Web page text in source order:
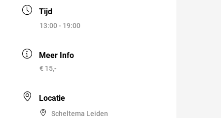
Tijd
13:00 - 19:00
Meer Info
€ 15,-
Locatie
Scheltema Leiden